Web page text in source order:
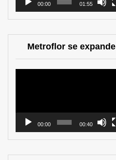
00:00 01:55
Metroflor se expande
00:00 00:40